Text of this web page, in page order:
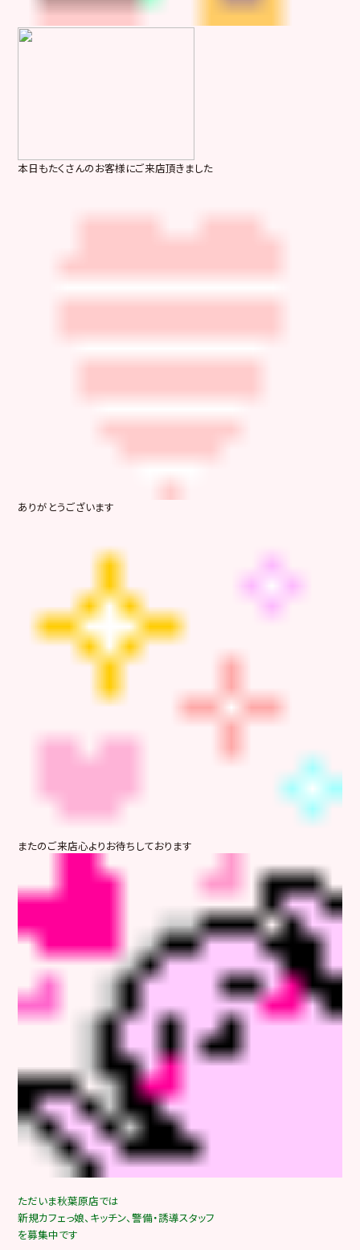
本日もたくさんのお客様にご来店頂きました
ありがとうございます
またのご来店心よりお待ちしております
ただいま秋葉原店では
新規カフェっ娘、キッチン、警備・誘導スタッフ
を募集中です